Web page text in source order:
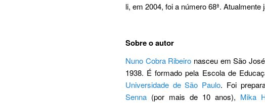
li, em 2004, foi a número 68ª. Atualmente
Sobre o autor
Nuno Cobra Ribeiro nasceu em São
1938. É formado pela Escola de
Universidade de São Paulo. Foi
Senna (por mais de 10 anos), Mika